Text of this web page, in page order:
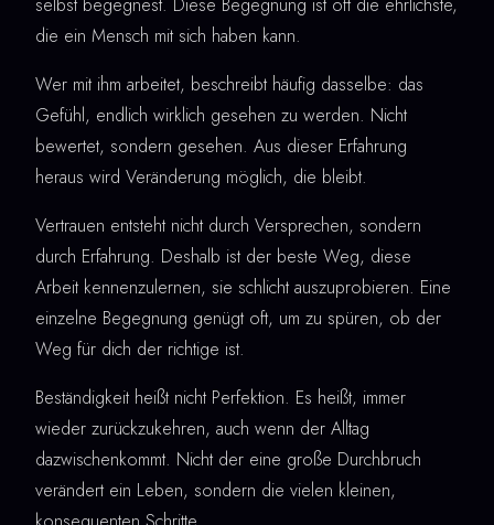
die ein Mensch mit sich haben kann.
Wer mit ihm arbeitet, beschreibt häufig dasselbe: das
Gefühl, endlich wirklich gesehen zu werden. Nicht
bewertet, sondern gesehen. Aus dieser Erfahrung
heraus wird Veränderung möglich, die bleibt.
Vertrauen entsteht nicht durch Versprechen, sondern
durch Erfahrung. Deshalb ist der beste Weg, diese
Arbeit kennenzulernen, sie schlicht auszuprobieren. Eine
einzelne Begegnung genügt oft, um zu spüren, ob der
Weg für dich der richtige ist.
Beständigkeit heißt nicht Perfektion. Es heißt, immer
wieder zurückzukehren, auch wenn der Alltag
dazwischenkommt. Nicht der eine große Durchbruch
verändert ein Leben, sondern die vielen kleinen,